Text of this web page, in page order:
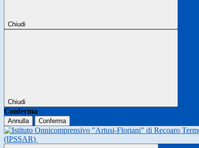
Chiudi
Chiudi
Conferma
Annulla Conferma
(IPSSAR)